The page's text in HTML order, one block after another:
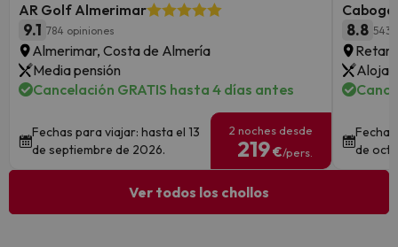
AR Golf Almerimar
9.1 784 opiniones
Almerimar, Costa de Almería
Media pensión
Cancelación GRATIS hasta 4 días antes
Fechas para viajar: hasta el 13
de septiembre de 2026.
2 noches desde
219€/pers.
8.8 543
de
Ver todos los chollos